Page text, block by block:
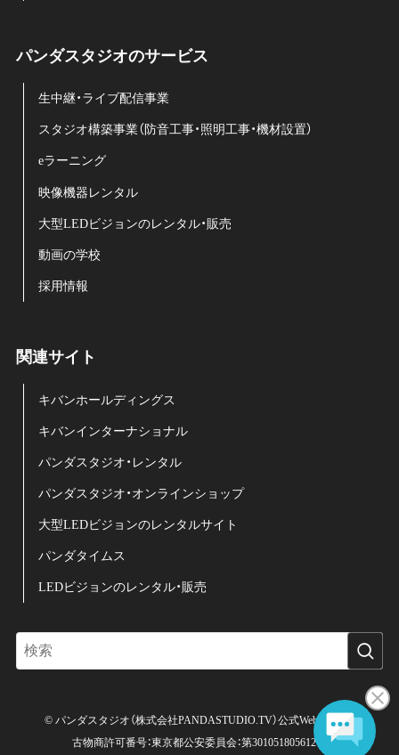
パンダスタジオのサービス
生中継・ライブ配信事業
スタジオ構築事業（防音工事・照明工事・機材設置）
eラーニング
映像機器レンタル
大型LEDビジョンのレンタル・販売
動画の学校
採用情報
関連サイト
キバンホールディングス
キバンインターナショナル
パンダスタジオ・レンタル
パンダスタジオ・オンラインショップ
大型LEDビジョンのレンタルサイト
パンダタイムス
LEDビジョンのレンタル・販売
©パンダスタジオ（株式会社PANDASTUDIO.TV）公式Web サイト.
古物商許可番号：東京都公安委員会：第301051805612号